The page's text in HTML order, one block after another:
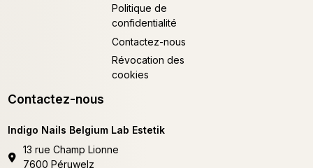
Politique de
confidentialité
Contactez-nous
Révocation des
cookies
Contactez-nous
Indigo Nails Belgium Lab Estetik
13 rue Champ Lionne
7600 Péruwelz